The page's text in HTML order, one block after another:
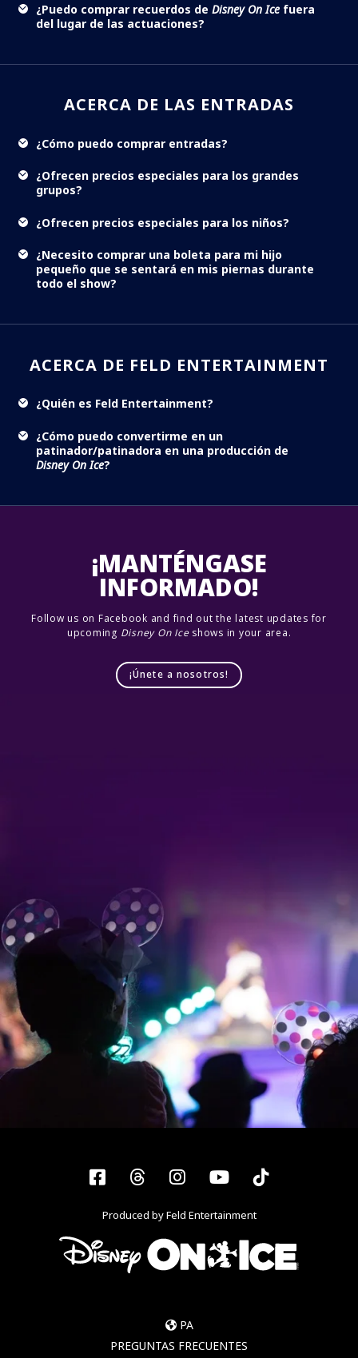
¿Puedo comprar recuerdos de Disney On Ice fuera
del lugar de las actuaciones?
ACERCA DE LAS ENTRADAS
¿Cómo puedo comprar entradas?
¿Ofrecen precios especiales para los grandes
grupos?
¿Ofrecen precios especiales para los niños?
¿Necesito comprar una boleta para mi hijo
pequeño que se sentará en mis piernas durante
todo el show?
ACERCA DE FELD ENTERTAINMENT
¿Quién es Feld Entertainment?
¿Cómo puedo convertirme en un
patinador/patinadora en una producción de
Disney On Ice?
¡MANTÉNGASE
INFORMADO!
Follow us on Facebook and find out the latest updates for
upcoming Disney On Iceshows in your area.
¡Únete a nosotros!
Facebook
ThreadsInstagram
YouTubeTiktok
Produced by Feld Entertainment
PA
PREGUNTAS FRECUENTES